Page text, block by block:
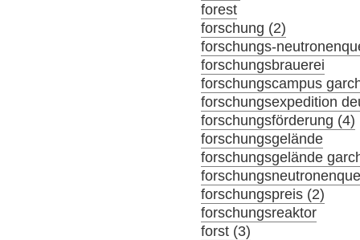
forest
forschung (2)
forschungs-
forschungsbrauerei
forschungscampus
forschungsexpedition
forschungsförderung (4)
forschungsgelände
forschungsgelände
forschungspreis (2)
forschungsreaktor
forst (3)